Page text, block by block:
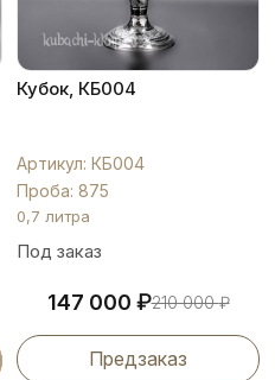
Кубок, КБ004
Артикул: КБ004
Проба: 875
0,7 литра
Под заказ
147 000 ₽210 000₽
Предзаказ